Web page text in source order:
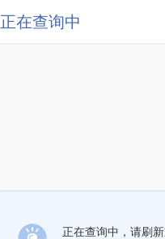
正在查询中
正在查询中，请刷